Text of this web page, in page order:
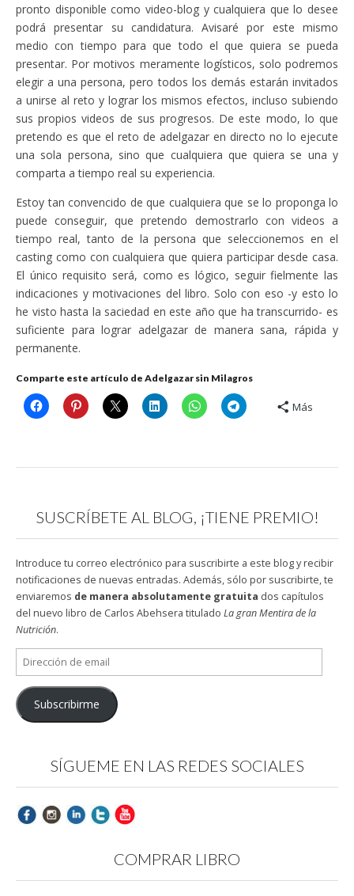
pronto disponible como video-blog y cualquiera que lo desee
podrá presentar su candidatura. Avisaré por este mismo
medio con tiempo para que todo el que quiera se pueda
presentar. Por motivos meramente logísticos, solo podremos
elegir a una persona, pero todos los demás estarán invitados
a unirse al reto y lograr los mismos efectos, incluso subiendo
sus propios videos de sus progresos. De este modo, lo que
pretendo es que el reto de adelgazar en directo no lo ejecute
una sola persona, sino que cualquiera que quiera se una y
comparta a tiempo real su experiencia.
Estoy tan convencido de que cualquiera que se lo proponga lo
puede conseguir, que pretendo demostrarlo con videos a
tiempo real, tanto de la persona que seleccionemos en el
casting como con cualquiera que quiera participar desde casa.
El único requisito será, como es lógico, seguir fielmente las
indicaciones y motivaciones del libro. Solo con eso -y esto lo
he visto hasta la saciedad en este año que ha transcurrido- es
suficiente para lograr adelgazar de manera sana, rápida y
permanente.
Comparte este artículo de Adelgazar sin Milagros
Más
SUSCRÍBETE AL BLOG, ¡TIENE PREMIO!
Introduce tu correo electrónico para suscribirte a este blog y recibir
notificaciones de nuevas entradas. Además, sólo por suscribirte, te
enviaremos de manera absolutamente gratuita dos capítulos
del nuevo libro de Carlos Abehsera titulado La gran Mentira de la
Nutrición.
Dirección
de
email
Subscribirme
SÍGUEME EN LAS REDES SOCIALES
COMPRAR LIBRO